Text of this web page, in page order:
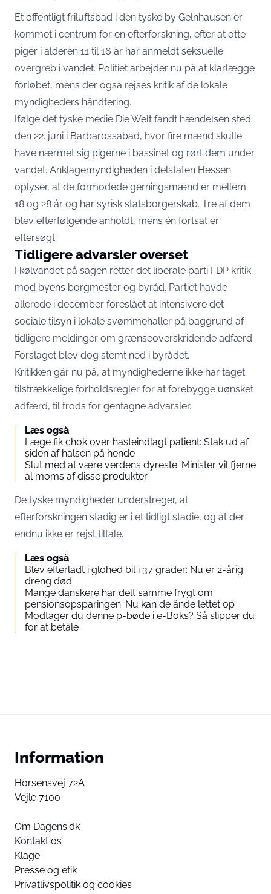
Et offentligt friluftsbad i den tyske by Gelnhausen er
kommet i centrum for en efterforskning, efter at otte
piger i alderen 11 til 16 år har anmeldt seksuelle
overgreb i vandet. Politiet arbejder nu på at klarlægge
forløbet, mens der også rejses kritik af de lokale
myndigheders håndtering.
Ifølge det tyske medie Die Welt fandt hændelsen sted
den 22. juni i Barbarossabad, hvor fire mænd skulle
have nærmet sig pigerne i bassinet og rørt dem under
vandet. Anklagemyndigheden i delstaten Hessen
oplyser, at de formodede gerningsmænd er mellem
18 og 28 år og har syrisk statsborgerskab. Tre af dem
blev efterfølgende anholdt, mens én fortsat er
eftersøgt.
Tidligere advarsler overset
I kølvandet på sagen retter det liberale parti FDP kritik
mod byens borgmester og byråd. Partiet havde
allerede i december foreslået at intensivere det
sociale tilsyn i lokale svømmehaller på baggrund af
tidligere meldinger om grænseoverskridende adfærd.
Forslaget blev dog stemt ned i byrådet.
Kritikken går nu på, at myndighederne ikke har taget
tilstrækkelige forholdsregler for at forebygge uønsket
adfærd, til trods for gentagne advarsler.
Læs også
Læge fik chok over hasteindlagt patient: Stak ud af
siden af halsen på hende
Slut med at være verdens dyreste: Minister vil fjerne
al moms af disse produkter
De tyske myndigheder understreger, at
efterforskningen stadig er i et tidligt stadie, og at der
endnu ikke er rejst tiltale.
Læs også
Blev efterladt i glohed bil i 37 grader: Nu er 2-årig
dreng død
Mange danskere har delt samme frygt om
pensionsopsparingen: Nu kan de ånde lettet op
Modtager du denne p-bøde i e-Boks? Så slipper du
for at betale
Information
Horsensvej 72A
Vejle 7100
Om Dagens.dk
Kontakt os
Klage
Presse og etik
Privatlivspolitik og cookies